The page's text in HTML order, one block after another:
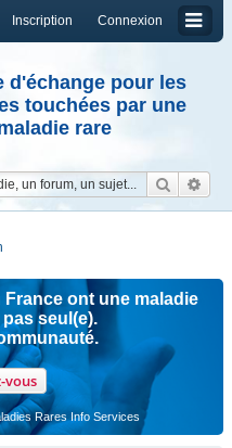
Connexion
Inscription
d'échange pour les
touchées par une
rare
ont une maladie
seul(e).
vous
Rares Info Services